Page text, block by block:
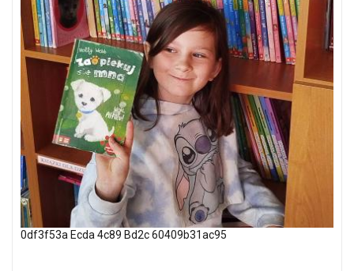
0df3f53a Ecda 4c89 Bd2c 60409b31ac95